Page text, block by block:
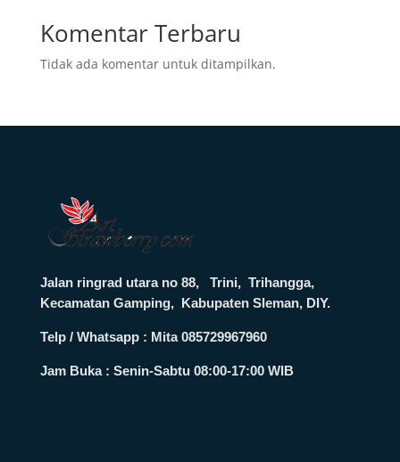
Komentar Terbaru
Tidak ada komentar untuk ditampilkan.
Jalan ringrad utara no 88, Trini, Trihangga,
Kecamatan Gamping, Kabupaten Sleman, DIY.
Telp / Whatsapp : Mita 085729967960
Jam Buka : Senin-Sabtu 08:00-17:00 WIB